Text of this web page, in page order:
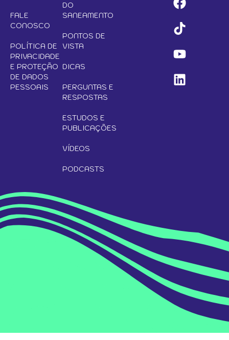
FALE
CONOSCO
POLÍTICA DE
PRIVACIDADE
E PROTEÇÃO
DE DADOS
PESSOAIS
DO
SANEAMENTO
PONTOS DE
VISTA
DICAS
PERGUNTAS E
RESPOSTAS
ESTUDOS E
PUBLICAÇÕES
VÍDEOS
PODCASTS